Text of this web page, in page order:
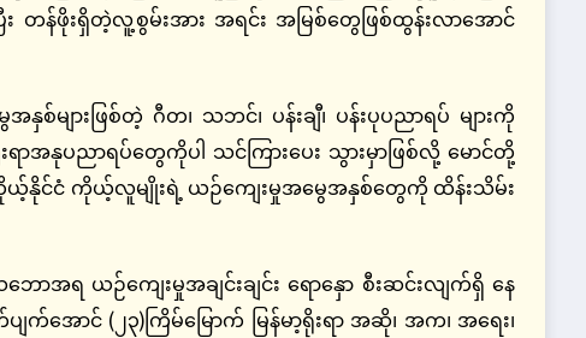
န်ဖိုးရှိတဲ့လူ့စွမ်းအား အရင်း အမြစ်တွေဖြစ်ထွန်းလာအောင်
ျားဖြစ်တဲ့ ဂီတ၊ သဘင်၊ ပန်းချီ၊ ပန်းပုပညာရပ် များကို
ာအနုပညာရပ်တွေကိုပါ သင်ကြားပေး သွားမှာဖြစ်လို့ မောင်တို့
ကိုယ့်နိုင်ငံ ကိုယ့်လူမျိုးရဲ့ ယဉ်ကျေးမှုအမွေအနှစ်တွေကို ထိန်းသိမ်း
ယဉ်ကျေးမှုအချင်းချင်း ရောနှော စီးဆင်းလျက်ရှိ နေ
အောင် (၂၃)ကြိမ်မြောက် မြန်မာ့ရိုးရာ အဆို၊ အက၊ အရေး၊